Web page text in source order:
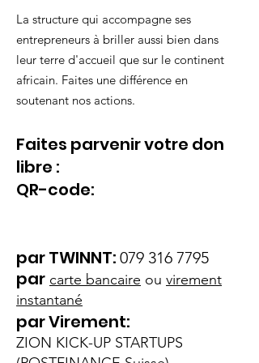
contact@zionkickup.com
transporteurs.
Pour un achat avec suivi de colis,
sélectionner l'option adéquate.
Les frais de livraison ne sont pas
remboursés en cas de retour.
La structure qui accompagne ses
entrepreneurs à briller aussi bien dans
leur terre d'accueil que sur le continent
africain. Faites une différence en
soutenant nos actions.
Faites parvenir votre don
libre :
QR-code:
parTWINNT: 079 316 7795
par carte bancaire ou virement
instantané
par Virement:
ZION KICK-UP STARTUPS